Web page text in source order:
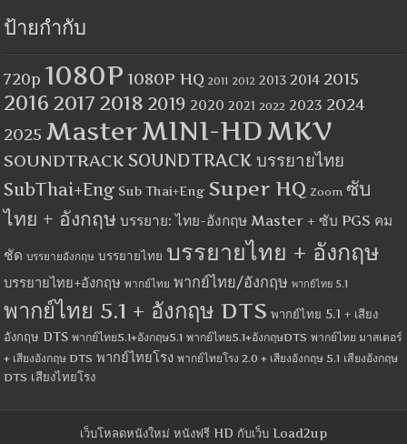
ป้ายกำกับ
720p 1080P 1080P HQ 2011 2012 2013 2014 2015
2016 2017 2018 2019 2020 2021 2022 2023 2024
2025 MasterMINI-HDMKV
SOUNDTRACK SOUNDTRACK บรรยายไทย
SubThai+Eng Sub Thai+Eng Super HQ Zoom ซับ
ไทย + อังกฤษ บรรยาย: ไทย-อังกฤษ Master + ซับ PGS คม
ชัด บรรยายอังกฤษ บรรยายไทย บรรยายไทย + อังกฤษ
บรรยายไทย+อังกฤษ พากย์ไทย พากย์ไทย/อังกฤษ พากย์ไทย 5.1
พากย์ไทย 5.1 + อังกฤษ DTS พากย์ไทย 5.1 + เสียง
อังกฤษ DTS พากย์ไทย5.1+อังกฤษ5.1 พากย์ไทย5.1+อังกฤษDTS พากย์ไทย มาสเตอร์
+ เสียงอังกฤษ DTS พากย์ไทยโรง พากย์ไทยโรง 2.0 + เสียงอังกฤษ 5.1 เสียงอังกฤษ
DTS เสียงไทยโรง
เว็บโหลดหนังใหม่ หนังฟรี HD กับเว็บ Load2up